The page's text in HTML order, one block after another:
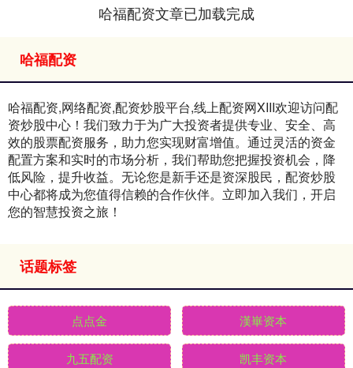
哈福配资文章已加载完成
哈福配资
哈福配资,网络配资,配资炒股平台,线上配资网XIII‌欢迎访问配
资炒股中心！我们致力于为广大投资者提供专业、安全、高
效的股票配资服务，助力您实现财富增值。通过灵活的资金
配置方案和实时的市场分析，我们帮助您把握投资机会，降
低风险，提升收益。无论您是新手还是资深股民，配资炒股
中心都将成为您值得信赖的合作伙伴。立即加入我们，开启
您的智慧投资之旅！
话题标签
点点金 漢崋资本
九五配资 凯丰资本